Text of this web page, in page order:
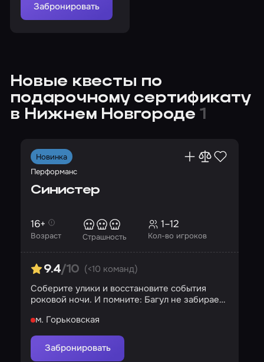
Забронировать
Новые квесты по
подарочному сертификату
в Нижнем Новгороде 1
Новинка
Перформанс
Синистер
Возраст
16+
Страшность Кол-во игроков
1–12
9.4/10 (<10 команд)
Соберите улики и восстановите события
роковой ночи. И помните: Багул не забирает
м. Горьковская
Забронировать